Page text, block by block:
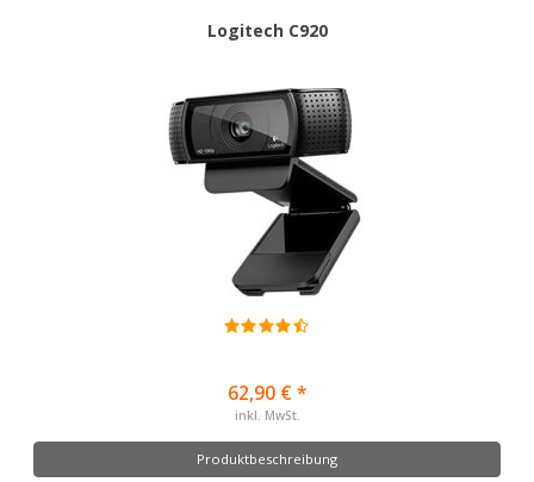
Logitech C920
62,90 € *
inkl. MwSt.
Produktbeschreibung